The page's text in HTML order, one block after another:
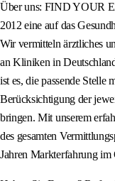
Über uns: FIND YOUR
2012 eine auf das
Wir vermitteln ärztliches
an Kliniken in
ist es, die passende Stelle
Berücksichtigung der
bringen. Mit unserem
des gesamten
Jahren Markterfahrung im